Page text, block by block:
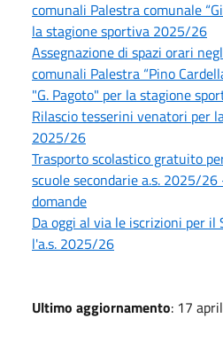
comunali Palestra comunale
la stagione sportiva 2025/26
Assegnazione di spazi orari
comunali Palestra “Pino
"G. Pagoto" per la stagione
Rilascio tesserini venatori per
2025/26
Trasporto scolastico gratuito
scuole secondarie a.s. 2025/
domande
Da oggi al via le iscrizioni per il
l'a.s. 2025/26
Ultimo aggiornamento: 17